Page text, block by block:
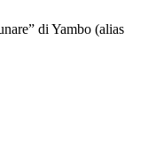
di Yambo (alias